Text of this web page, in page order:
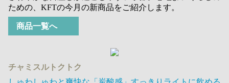
ための、KFTの今月の新商品をご紹介します。
商品一覧へ
チャミスルトクトク